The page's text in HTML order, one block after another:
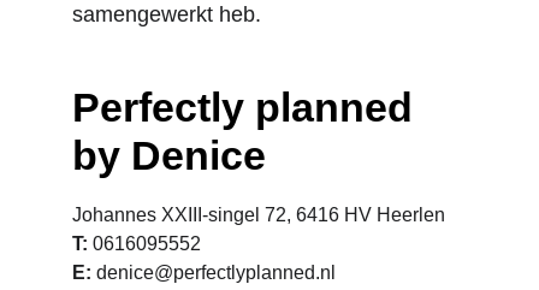
samengewerkt heb.
Perfectly planned
by Denice
Johannes XXIII-singel 72, 6416 HV Heerlen
T: 0616095552
E: denice@perfectlyplanned.nl